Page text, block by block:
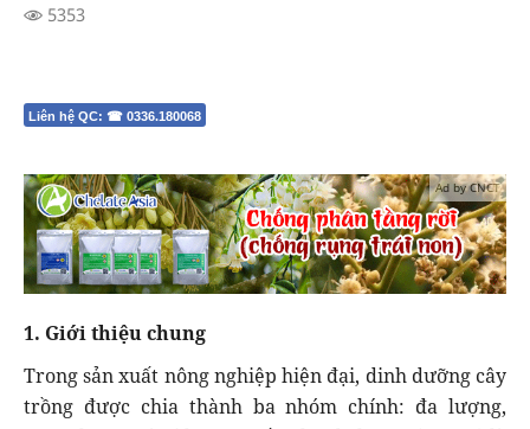
5353
Liên hệ QC: ☎ 0336.180068
Ad by CNCT
1. Giới thiệu chung
Trong sản xuất nông nghiệp hiện đại, dinh dưỡng cây
trồng được chia thành ba nhóm chính: đa lượng,